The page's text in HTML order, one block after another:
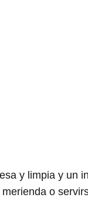
y limpia y un
o